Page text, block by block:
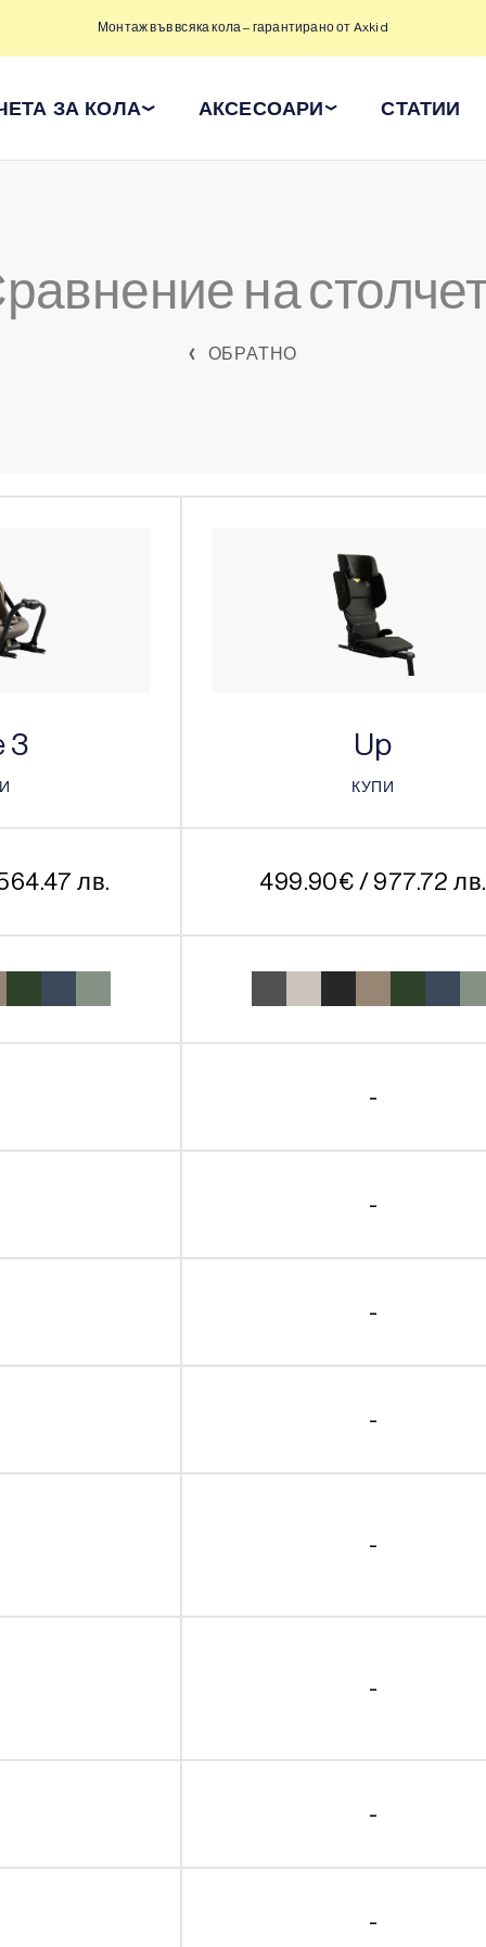
Монтаж във всяка кола – гарантирано от Axkid
ЗА КОЛА АКСЕСОАРИ СТАТИИ
на
ОБРАТНО
3 Up
КУПИ
лв. 499.90€ / 977.72 лв.
-
-
-
-
-
-
-
-